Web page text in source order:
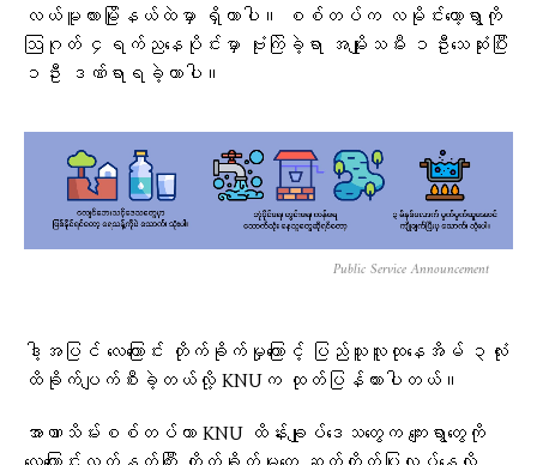
‎လယ်မူလားမြိုနယ်ထဲမှာ ရှိတာပါ။ စစ်တပ်က လမိုင်းကော့ရွာကို
ဩဂုတ် ၄ရက်ညနေပိုင်းမှာ ဗုံးကြဲခဲ့ရာ အမျိုးသမီး ၁ဦးသေဆုံးပြီး
၁ဦး ဒဏ်ရာရခဲ့တာပါ။
Public Service Announcement
ဒါ့အပြင် လေကြောင်း တိုက်ခိုက်မှုကြောင့် ပြည်သူလူထုနေအိမ် ၃လုံး
ထိခိုက်ပျက်စီးခဲ့တယ်လို့ KNUက ထုတ်ပြန်ထားပါတယ်။
အာဏာသိမ်းစစ်တပ်ဟာ KNU ထိန်းချုပ်ဒေသတွေက ကျေးရွာတွေကို